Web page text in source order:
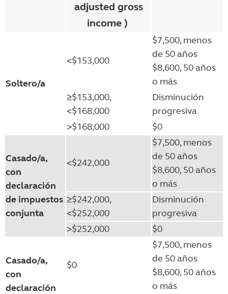
adjusted gross
income )
Soltero/a
<$153,000
$7,500, menos
de 50 años
$8,600, 50 años
o más
≥$153,000,
<$168,000
Disminución
progresiva
>$168,000
$0
Casado/a,
con
declaración
de impuestos
conjunta
<$242,000
$7,500, menos
de 50 años
$8,600, 50 años
o más
≥$242,000,
<$252,000
Disminución
progresiva
>$252,000
$0
Casado/a,
con
declaración
$0
$7,500, menos
de 50 años
$8,600, 50 años
o más